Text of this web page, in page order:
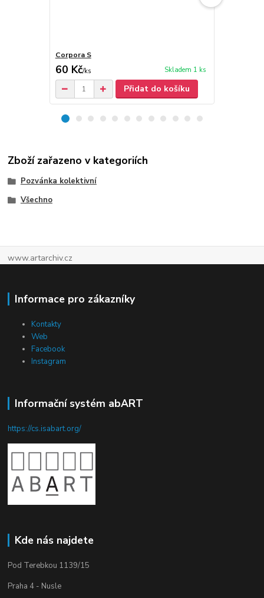
Corpora S
60 Kč/ks Skladem 1 ks
Přidat do košíku
Zboží zařazeno v kategoriích
Pozvánka kolektivní
Všechno
www.artarchiv.cz
Informace pro zákazníky
Kontakty
Web
Facebook
Instagram
Informační systém abART
https://cs.isabart.org/
Kde nás najdete
Pod Terebkou 1139/15
Praha 4 - Nusle